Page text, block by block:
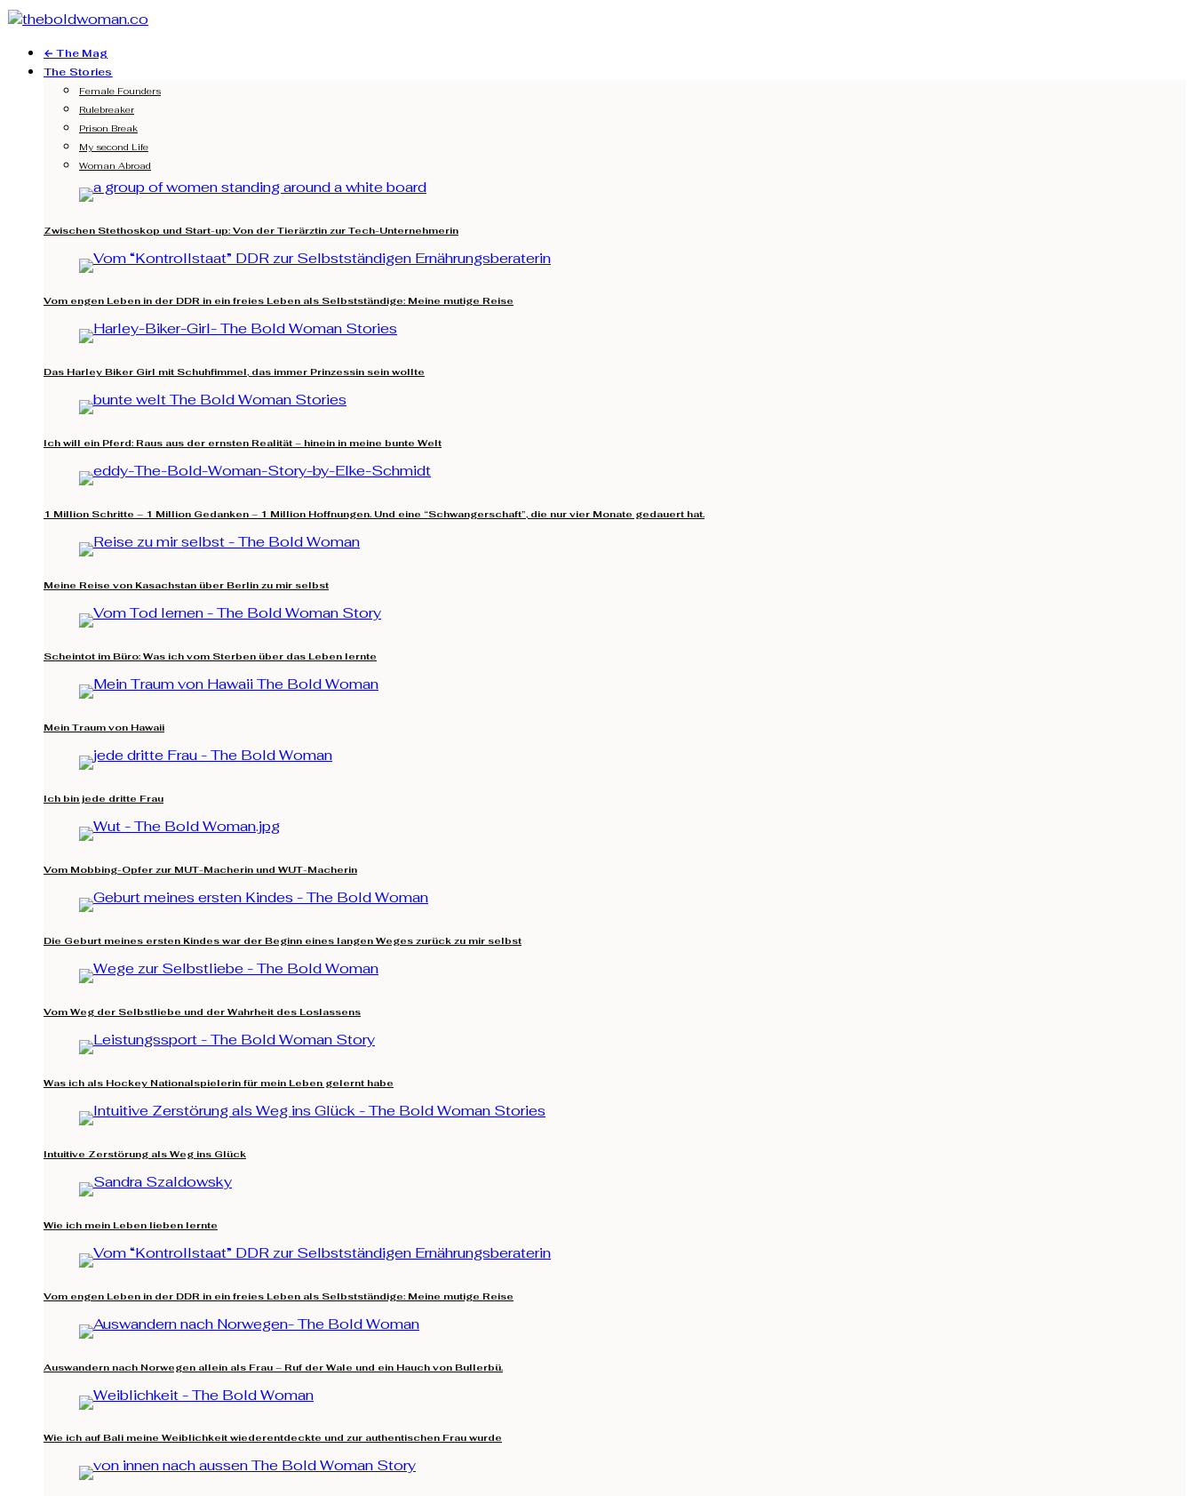
← The Mag
The Stories
Female Founders
Rulebreaker
Prison Break
My second Life
Woman Abroad
Zwischen Stethoskop und Start-up: Von der Tierärztin zur Tech-Unternehmerin
Vom engen Leben in der DDR in ein freies Leben als Selbstständige: Meine mutige Reise
Das Harley Biker Girl mit Schuhfimmel, das immer Prinzessin sein wollte
Ich will ein Pferd: Raus aus der ernsten Realität – hinein in meine bunte Welt
1 Million Schritte – 1 Million Gedanken – 1 Million Hoffnungen. Und eine “Schwangerschaft”, die nur vier Monate gedauert hat.
Meine Reise von Kasachstan über Berlin zu mir selbst
Scheintot im Büro: Was ich vom Sterben über das Leben lernte
Mein Traum von Hawaii
Ich bin jede dritte Frau
Vom Mobbing-Opfer zur MUT-Macherin und WUT-Macherin
Die Geburt meines ersten Kindes war der Beginn eines langen Weges zurück zu mir selbst
Vom Weg der Selbstliebe und der Wahrheit des Loslassens
Was ich als Hockey Nationalspielerin für mein Leben gelernt habe
Intuitive Zerstörung als Weg ins Glück
Wie ich mein Leben lieben lernte
Vom engen Leben in der DDR in ein freies Leben als Selbstständige: Meine mutige Reise
Auswandern nach Norwegen allein als Frau – Ruf der Wale und ein Hauch von Bullerbü.
Wie ich auf Bali meine Weiblichkeit wiederentdeckte und zur authentischen Frau wurde